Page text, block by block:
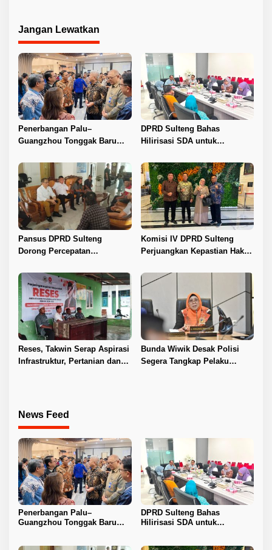
Jangan Lewatkan
Penerbangan Palu–
Guangzhou Tonggak Baru
DPRD Sulteng Bahas
Hilirisasi SDA untuk
Pansus DPRD Sulteng
Dorong Percepatan
Sawit di Toli-Toli
Komisi IV DPRD Sulteng
Perjuangkan Kepastian Hak
Reses, Takwin Serap Aspirasi
Infrastruktur, Pertanian dan
Bunda Wiwik Desak Polisi
Segera Tangkap Pelaku
News Feed
Penerbangan Palu–
Guangzhou Tonggak Baru
DPRD Sulteng Bahas
Hilirisasi SDA untuk